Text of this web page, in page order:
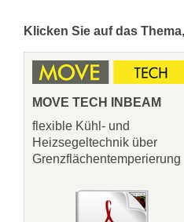
Klicken Sie auf das
MOVE TECH INBEAM
flexible Kühl- und
Heizsegeltechnik über
Grenzflächentemperierung